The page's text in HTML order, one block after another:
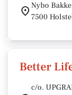
Nybo
7500
Better
c/o.